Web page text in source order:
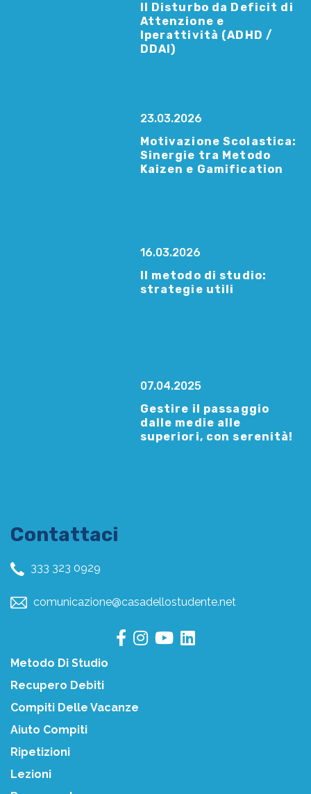
Il Disturbo da Deficit di
Attenzione e
Iperattività (ADHD /
DDAI)
23.03.2026
Motivazione Scolastica:
Sinergie tra Metodo
Kaizen e Gamification
16.03.2026
Il metodo di studio:
strategie utili
07.04.2025
Gestire il passaggio
dalle medie alle
superiori, con serenità!
Contattaci
333 323 0929
comunicazione@casadellostudente.net
Metodo Di Studio
Recupero Debiti
Compiti Delle Vacanze
Aiuto Compiti
Ripetizioni
Lezioni